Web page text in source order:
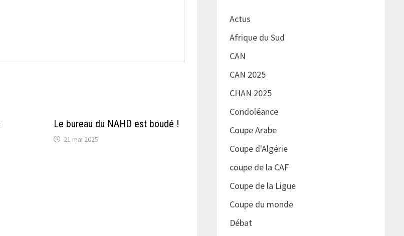
Le bureau du NAHD est boudé !
21 mai 2025
Actus
Afrique du Sud
CAN
CAN 2025
CHAN 2025
Condoléance
Coupe Arabe
Coupe d'Algérie
coupe de la CAF
Coupe de la Ligue
Coupe du monde
Débat